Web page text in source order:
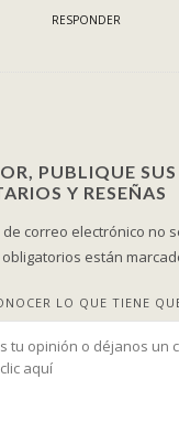
RESPONDER
PUBLIQUE SUS
Y RESEÑAS
de correo electrónico no
están
LO QUE TIENE